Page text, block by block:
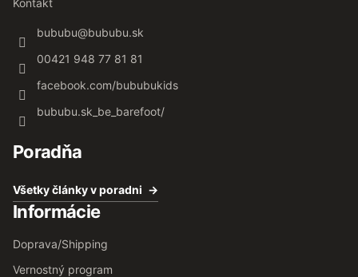
bububu@bububu.sk
00421 948 77 81 81
facebook.com/bububukids
bububu.sk_be_barefoot/
Poradňa
Všetky články v poradni
Informácie
Doprava/Shipping
Vernostný program